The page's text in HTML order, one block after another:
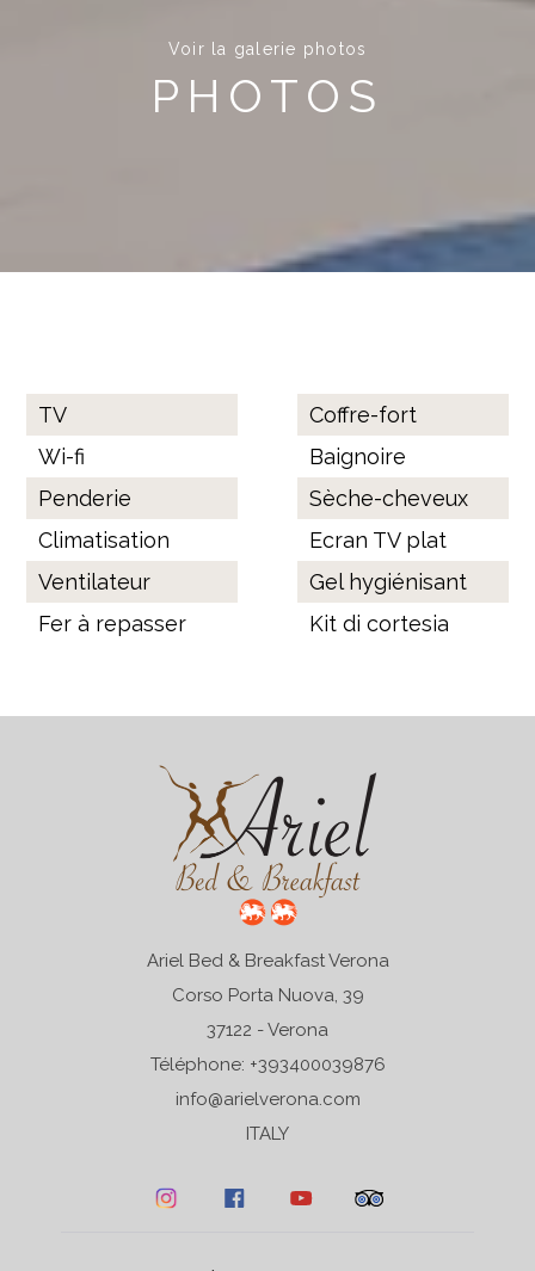
Voir la galerie photos
PHOTOS
TV
Wi-fi
Penderie
Climatisation
Ventilateur
Fer à repasser
Coffre-fort
Baignoire
Sèche-cheveux
Ecran TV plat
Gel hygiénisant
Kit di cortesia
Ariel Bed & Breakfast Verona
Corso Porta Nuova, 39
37122 - Verona
Téléphone: +393400039876
info@arielverona.com
ITALY